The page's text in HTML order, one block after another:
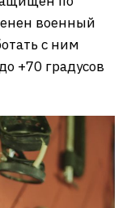
военный
с ним
+70 градусов